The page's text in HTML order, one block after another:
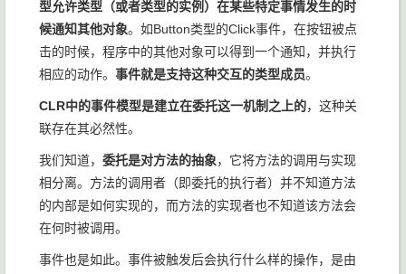
型允许类型（或者类型的实例）在某些特定事情发生的时
候通知其他对象。如Button类型的Click事件，在按钮被点
击的时候，程序中的其他对象可以得到一个通知，并执行
相应的动作。 事件就是支持这种交互的类型成员。
CLR中的事件模型是建立在委托这一机制之上的，这种关
联存在其必然性。
我们知道， 委托是对方法的抽象，它将方法的调用与实现
相分离。方法的调用者（即委托的执行者）并不知道方法
的内部是如何实现的，而方法的实现者也不知道该方法会
在何时被调用。
事件也是如此。事件被触发后会执行什么样的操作，是由